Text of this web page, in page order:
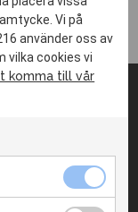
Vi på
använder oss av
vilka cookies vi
komma till vår